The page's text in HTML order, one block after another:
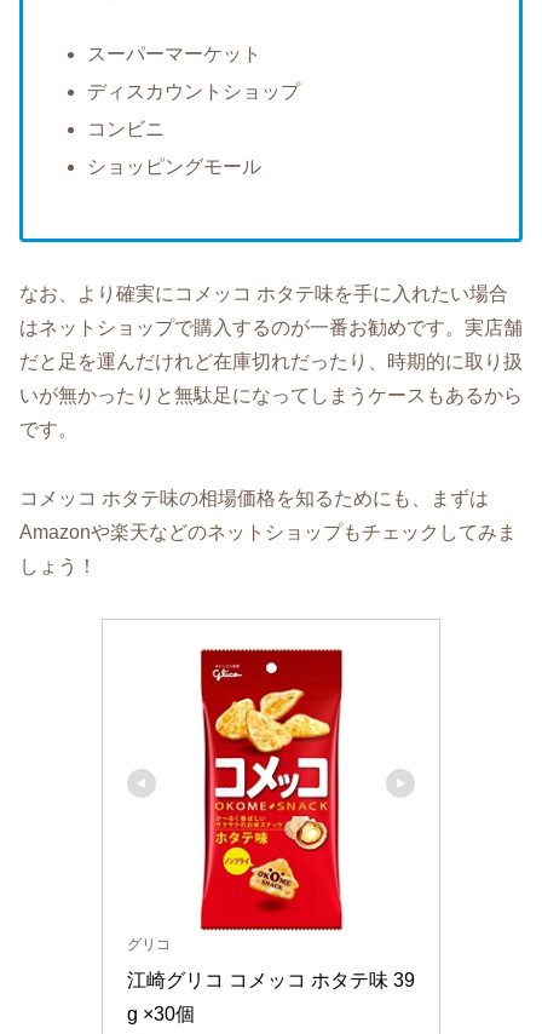
スーパーマーケット
ディスカウントショップ
コンビニ
ショッピングモール
なお、より確実にコメッコ ホタテ味を手に入れたい場合
はネットショップで購入するのが一番お勧めです。実店舗
だと足を運んだけれど在庫切れだったり、時期的に取り扱
いが無かったりと無駄足になってしまうケースもあるから
です。
コメッコ ホタテ味の相場価格を知るためにも、まずは
Amazonや楽天などのネットショップもチェックしてみま
しょう！
グリコ
江崎グリコ コメッコ ホタテ味 39
g ×30個